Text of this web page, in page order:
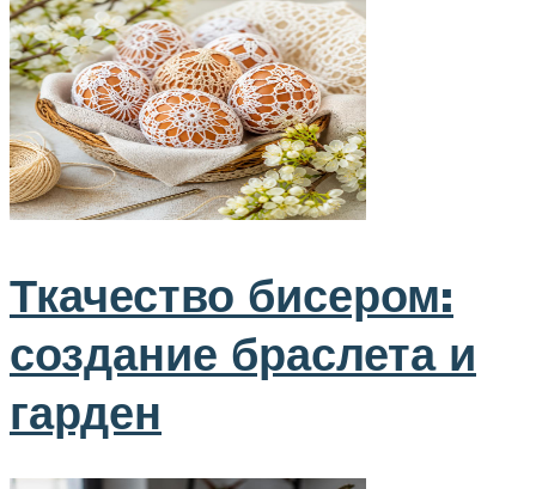
Ткачество бисером:
создание браслета и
гарден